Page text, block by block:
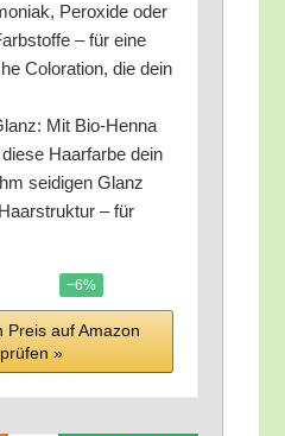
Per­oxi­de oder
– für eine
Colo­ra­ti­on, die dein
Mit Bio-Hen­na
Haar­far­be dein
sei­di­gen Glanz
– für
−6%
Preis auf Ama­zon
prü­fen »